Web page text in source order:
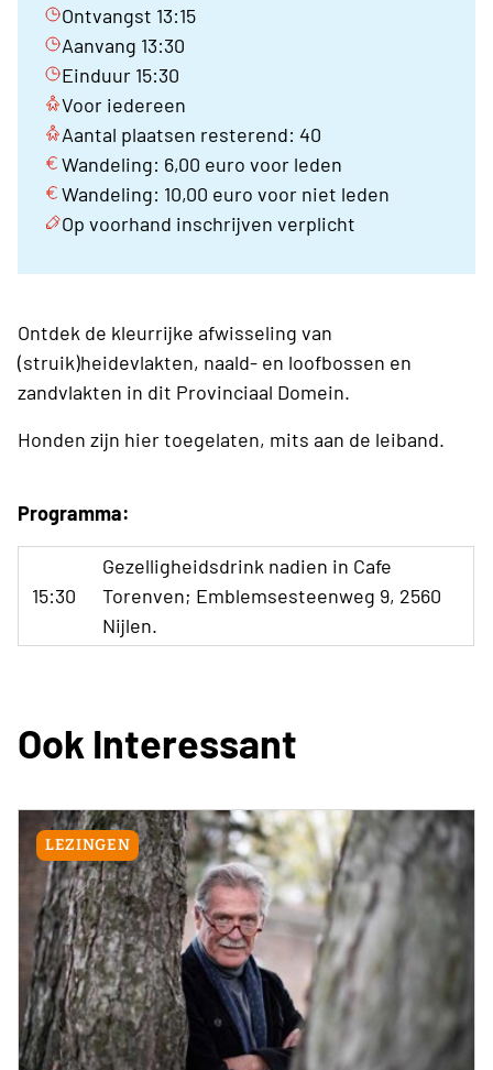
Ontvangst 13:15
Aanvang 13:30
Einduur 15:30
Voor iedereen
Aantal plaatsen resterend: 40
Wandeling: 6,00 euro voor leden
Wandeling: 10,00 euro voor niet leden
Op voorhand inschrijven verplicht
Ontdek de kleurrijke afwisseling van
(struik)heidevlakten, naald- en loofbossen en
zandvlakten in dit Provinciaal Domein.
Honden zijn hier toegelaten, mits aan de leiband.
Programma:
15:30
Gezelligheidsdrink nadien in Cafe
Torenven; Emblemsesteenweg 9, 2560
Nijlen.
Ook Interessant
LEZINGEN